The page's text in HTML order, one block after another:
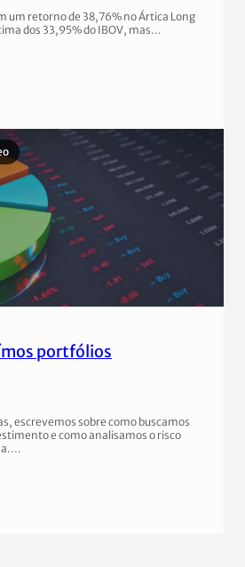
um retorno de 38,76% no Ártica Long
dos 33,95% do IBOV, mas…
portfólios
escrevemos sobre como buscamos
e como analisamos o risco